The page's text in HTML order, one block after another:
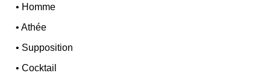
• Homme
•Athée
• Supposition
•Cocktail